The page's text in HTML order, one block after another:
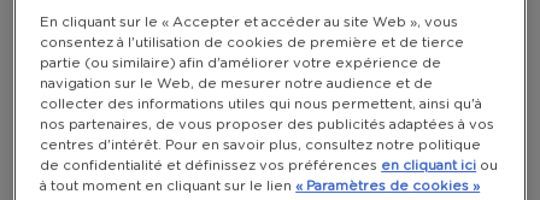
En cliquant sur le « Accepter et accéder au site Web », vous
consentez à l'utilisation de cookies de première et de tierce
partie (ou similaire) afin d'améliorer votre expérience de
navigation sur le Web, de mesurer notre audience et de
collecter des informations utiles qui nous permettent, ainsi qu'à
nos partenaires, de vous proposer des publicités adaptées à vos
centres d'intérêt. Pour en savoir plus, consultez notre politique
de confidentialité et définissez vos préférences en cliquant ici ou
à tout moment en cliquant sur le lien« Paramètres de cookies »